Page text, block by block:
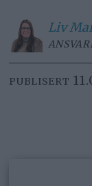
Liv
PUBLISERT